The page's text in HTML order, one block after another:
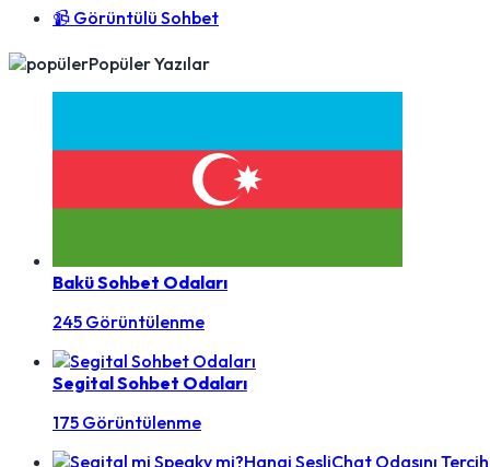
📹 Görüntülü Sohbet
Popüler Yazılar
Bakü Sohbet Odaları
245 Görüntülenme
Segital Sohbet Odaları
175 Görüntülenme